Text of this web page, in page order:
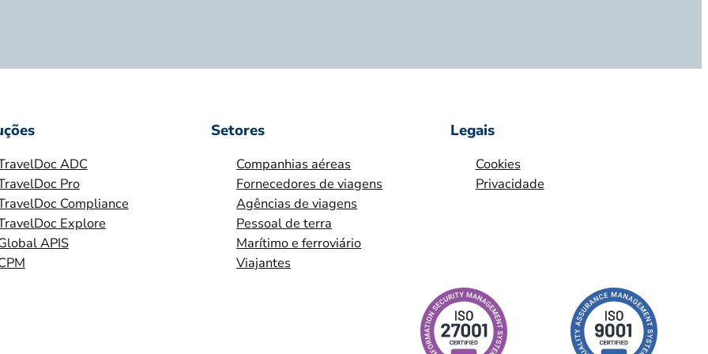
ADC
Pro
Compliance
Explore
APIS
Setores
Companhias aéreas
Fornecedores de viagens
Agências de viagens
Pessoal de terra
Marítimo e ferroviário
Viajantes
Legais
Cookies
Privacidade